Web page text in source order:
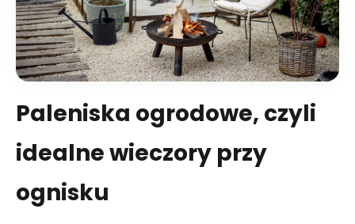
Paleniska ogrodowe, czyli
idealne wieczory przy
ognisku